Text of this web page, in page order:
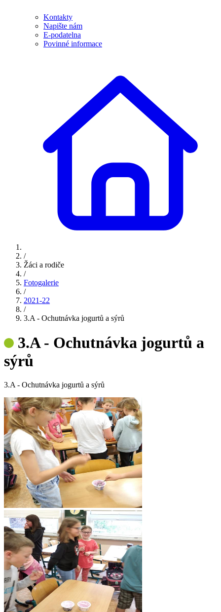
Kontakty
Napište nám
E-podatelna
Povinné informace
/
Žáci a rodiče
/
Fotogalerie
/
2021-22
/
3.A - Ochutnávka jogurtů a sýrů
3.A - Ochutnávka jogurtů a
sýrů
3.A - Ochutnávka jogurtů a sýrů